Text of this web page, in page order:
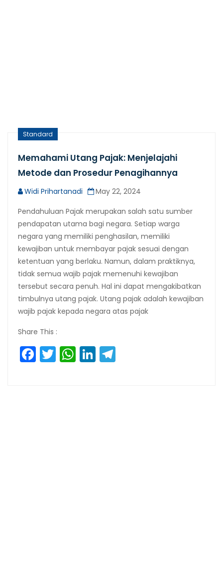
Standard
Memahami Utang Pajak: Menjelajahi
Metode dan Prosedur Penagihannya
Widi Prihartanadi
May 22, 2024
Pendahuluan Pajak merupakan salah satu sumber
pendapatan utama bagi negara. Setiap warga
negara yang memiliki penghasilan, memiliki
kewajiban untuk membayar pajak sesuai dengan
ketentuan yang berlaku. Namun, dalam praktiknya,
tidak semua wajib pajak memenuhi kewajiban
tersebut secara penuh. Hal ini dapat mengakibatkan
timbulnya utang pajak. Utang pajak adalah kewajiban
wajib pajak kepada negara atas pajak
Share This :
Facebook
Twitter
WhatsApp
LinkedIn